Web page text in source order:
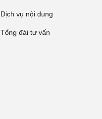
Dịch vụ nội dung
Tổng đài tư vấn